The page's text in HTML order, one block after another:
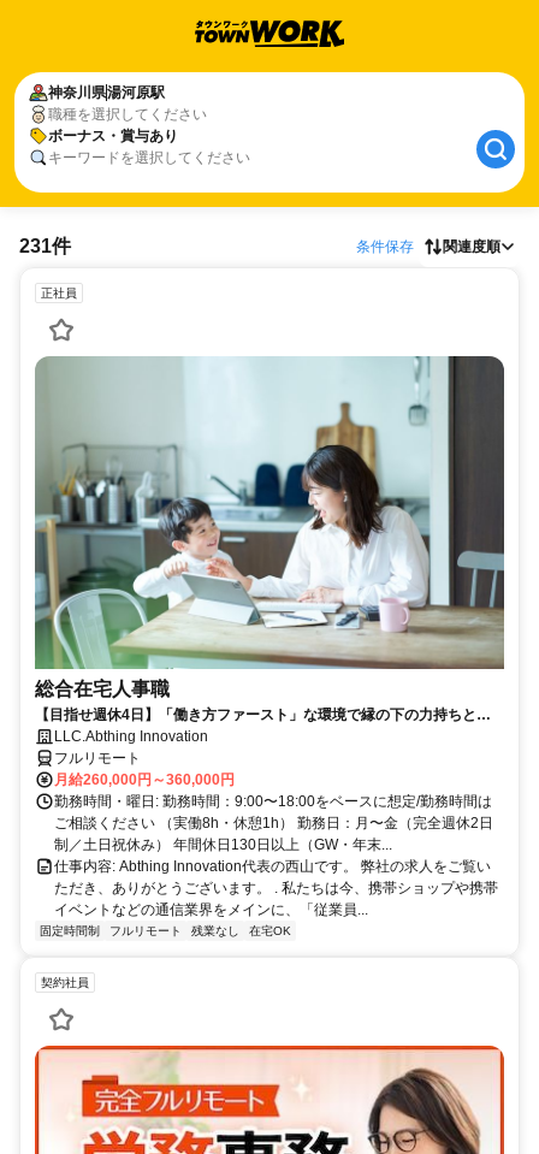
神奈川県湯河原駅
職種を選択してください
ボーナス・賞与あり
キーワードを選択してください
231件 条件保存 関連度順
正社員
総合在宅人事職
【目指せ週休4日】「働き方ファースト」な環境で縁の下の力持ちとし
て活躍する人事ポジション｜20代30代活躍中
LLC.Abthing Innovation
フルリモート
月給260,000円～360,000円
勤務時間・曜日: 勤務時間：9:00〜18:00をベースに想定/勤務時間は
ご相談ください （実働8h・休憩1h） 勤務日：月〜金（完全週休2日
制／土日祝休み） 年間休日130日以上（GW・年末...
仕事内容: Abthing Innovation代表の西山です。 弊社の求人をご覧い
ただき、ありがとうございます。 . 私たちは今、携帯ショップや携帯
イベントなどの通信業界をメインに、「従業員...
固定時間制 フルリモート 残業なし 在宅OK
契約社員